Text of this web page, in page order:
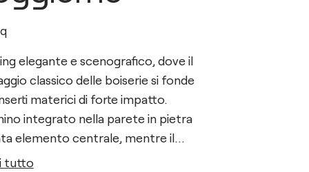
elegante e scenografico, dove il
classico delle boiserie si fonde
materici di forte impatto.
integrato nella parete in pietra
elemento centrale, mentre il
tra toni chiari e legni scuri
tutto